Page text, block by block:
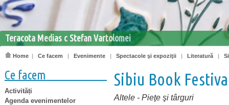
Teracota Medias c Stefan Vartolomei
Home | Ce facem | Evenimente | Spectacole şi expoziţii | Literatură |
Ce facem
Activități
Agenda evenimentelor
Sibiu Book
Altele - Pieţe şi târguri